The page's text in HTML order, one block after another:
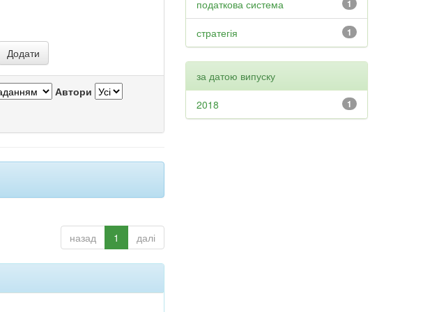
Автори
назад 1 далі
1
податкова система
1
стратегія
за датою випуску
1
2018